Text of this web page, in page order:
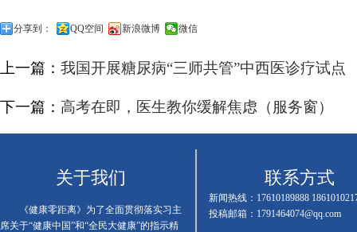
分享到： QQ空间 新浪微博 微信
上一篇： 我国开展糖尿病“三师共管”中西医诊疗试点
下一篇： 高考在即，医生教你缓解焦虑（服务窗）
关于我们
《健康零距离》为了全面贯彻落实习主
席关于“健康中国”和“全民大健康”的指示精
联系方式
新闻热线：17610189888
投稿邮箱：1791464074@qq.com